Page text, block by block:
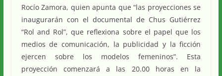
Rocío Zamora, quien apunta que “las proyecciones se
inaugurarán con el documental de Chus Gutiérrez
“Rol and Rol”, que reflexiona sobre el papel que los
medios de comunicación, la publicidad y la ficción
ejercen sobre los modelos femeninos”. Esta
proyección comenzará a las 20.00 horas en la